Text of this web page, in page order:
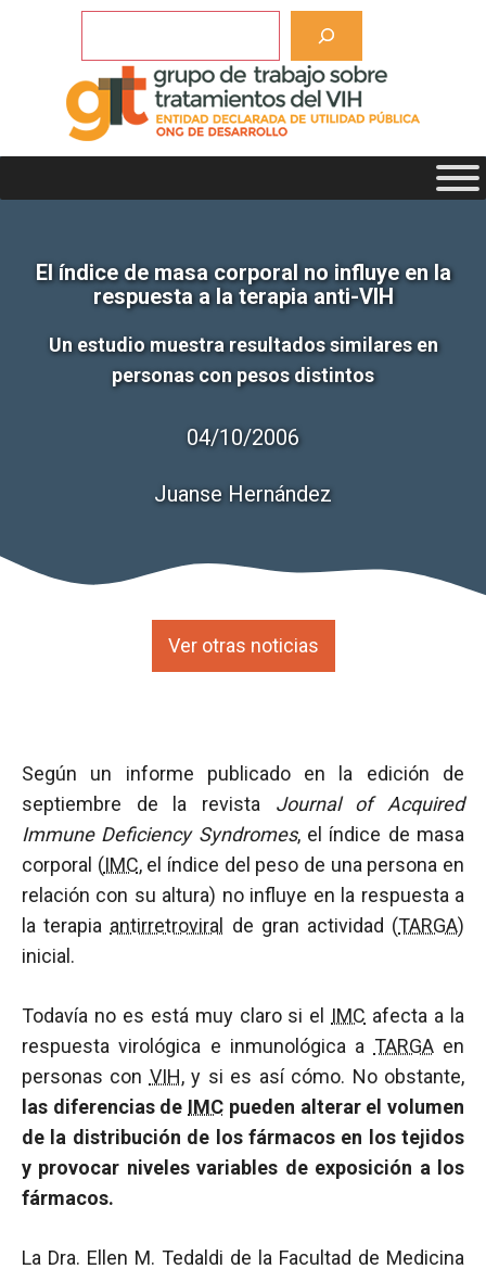
El índice de masa corporal no influye en la
respuesta a la terapia anti-VIH
Un estudio muestra resultados similares en
personas con pesos distintos
04/10/2006
Juanse Hernández
Ver otras noticias
Según un informe publicado en la edición de
septiembre de la revista Journal of Acquired
Immune Deficiency Syndromes, el índice de masa
corporal (IMC, el índice del peso de una persona en
relación con su altura) no influye en la respuesta a
la terapia antirretroviral de gran actividad (TARGA)
inicial.
Todavía no es está muy claro si el IMC afecta a la
respuesta virológica e inmunológica a TARGAen
personas con VIH, y si es así cómo. No obstante,
las diferencias de IMC pueden alterar el volumen
de la distribución de los fármacos en los tejidos
y provocar niveles variables de exposición a los
fármacos.
La Dra. Ellen M. Tedaldi de la Facultad de Medicina